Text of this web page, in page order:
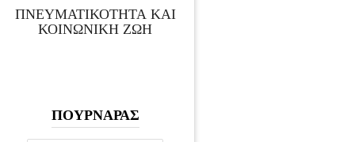
ΠΝΕΥΜΑΤΙΚΟΤΗΤΑ ΚΑΙ
ΚΟΙΝΩΝΙΚΗ ΖΩΗ
ΠΟΥΡΝΑΡΑΣ